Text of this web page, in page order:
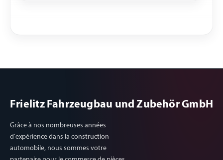
Frielitz Fahrzeugbau und Zubehör GmbH
Grâce à nos nombreuses années
d'expérience dans la construction
automobile, nous sommes votre